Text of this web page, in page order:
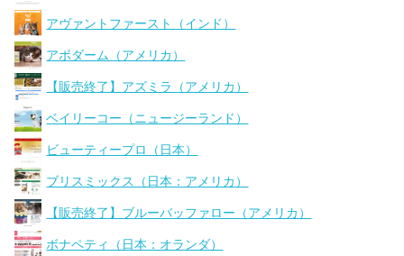
アヴァントファースト（インド）
アボダーム（アメリカ）
【販売終了】アズミラ（アメリカ）
ベイリーコー（ニュージーランド）
ビューティープロ（日本）
ブリスミックス（日本：アメリカ）
【販売終了】ブルーバッファロー（アメリカ）
ボナペティ（日本：オランダ）